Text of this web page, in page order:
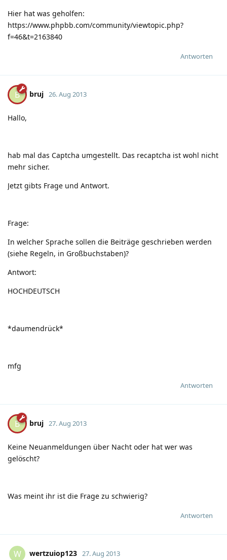
Hier hat was geholfen:
https://www.phpbb.com/community/viewtopic.php?
f=46&t=2163840
Antworten
B bruj 26. Aug 2013
Hallo,
hab mal das Captcha umgestellt. Das recaptcha ist wohl nicht
mehr sicher.
Jetzt gibts Frage und Antwort.
Frage:
In welcher Sprache sollen die Beiträge geschrieben werden
(siehe Regeln, in Großbuchstaben)?
Antwort:
HOCHDEUTSCH
*daumendrück*
mfg
Antworten
B bruj 27. Aug 2013
Keine Neuanmeldungen über Nacht oder hat wer was
gelöscht?
Was meint ihr ist die Frage zu schwierig?
Antworten
W wertzuiop123 27. Aug 2013